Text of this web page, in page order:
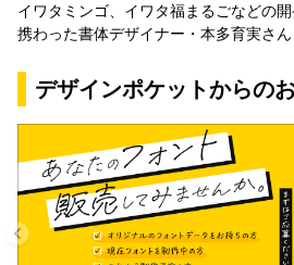
イワタミンゴ、イワタ福まるごなどの開
携わった書体デザイナー・本多育実さん
デザインポケットからの